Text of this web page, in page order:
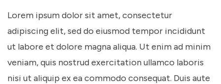
Lorem ipsum dolor sit amet, consectetur
adipiscing elit, sed do eiusmod tempor incididunt
ut labore et dolore magna aliqua. Ut enim ad minim
veniam, quis nostrud exercitation ullamco laboris
nisi ut aliquip ex ea commodo consequat. Duis aute